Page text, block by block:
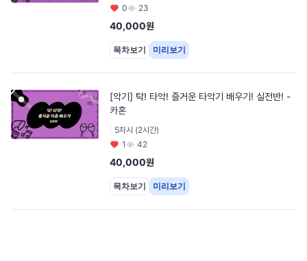
0
23
40,000원
목차보기 미리보기
[악기] 탁! 타악! 즐거운 타악기 배우기! 실전반! -
카혼
5차시 (2시간)
1
42
40,000원
목차보기 미리보기